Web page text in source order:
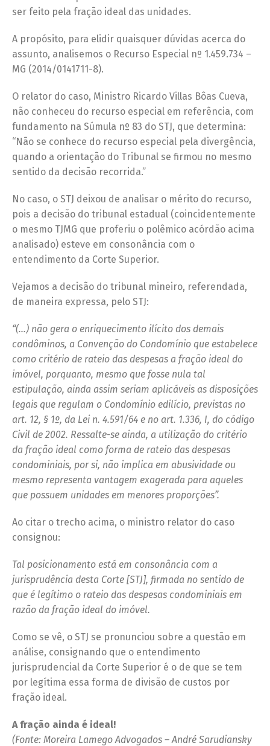
ser feito pela fração ideal das unidades.
A propósito, para elidir quaisquer dúvidas acerca do
assunto, analisemos o Recurso Especial nº 1.459.734 –
MG (2014/0141711-8).
O relator do caso, Ministro Ricardo Villas Bôas Cueva,
não conheceu do recurso especial em referência, com
fundamento na Súmula nº 83 do STJ, que determina:
“Não se conhece do recurso especial pela divergência,
quando a orientação do Tribunal se firmou no mesmo
sentido da decisão recorrida.”
No caso, o STJ deixou de analisar o mérito do recurso,
pois a decisão do tribunal estadual (coincidentemente
o mesmo TJMG que proferiu o polêmico acórdão acima
analisado) esteve em consonância com o
entendimento da Corte Superior.
Vejamos a decisão do tribunal mineiro, referendada,
de maneira expressa, pelo STJ:
“(…) não gera o enriquecimento ilícito dos demais
condôminos, a Convenção do Condomínio que estabelece
como critério de rateio das despesas a fração ideal do
imóvel, porquanto, mesmo que fosse nula tal
estipulação, ainda assim seriam aplicáveis as disposições
legais que regulam o Condomínio edilício, previstas no
art. 12, § 1º, da Lei n. 4.591/64 e no art. 1.336, I, do código
Civil de 2002. Ressalte-se ainda, a utilização do critério
da fração ideal como forma de rateio das despesas
condominiais, por si, não implica em abusividade ou
mesmo representa vantagem exagerada para aqueles
que possuem unidades em menores proporções”.
Ao citar o trecho acima, o ministro relator do caso
consignou:
Tal posicionamento está em consonância com a
jurisprudência desta Corte [STJ], firmada no sentido de
que é legítimo o rateio das despesas condominiais em
razão da fração ideal do imóvel.
Como se vê, o STJ se pronunciou sobre a questão em
análise, consignando que o entendimento
jurisprudencial da Corte Superior é o de que se tem
por legítima essa forma de divisão de custos por
fração ideal.
A fração ainda é ideal!
(Fonte: Moreira Lamego Advogados – André Sarudiansky